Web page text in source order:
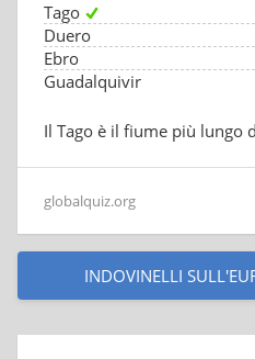
Tago
Duero
Ebro
Guadalquivir
Il Tago è il fiume più lungo
globalquiz.org
INDOVINELLI